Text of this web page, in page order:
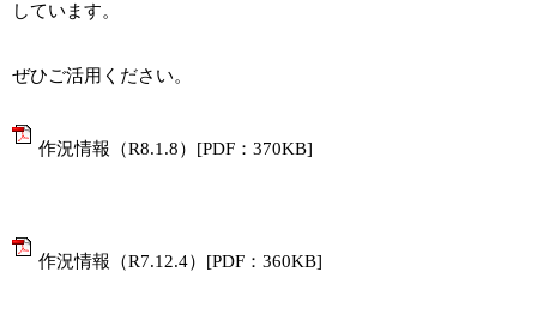
しています。
ぜひご活用ください。
作況情報（R8.1.8）[PDF：370KB]
作況情報（R7.12.4）[PDF：360KB]